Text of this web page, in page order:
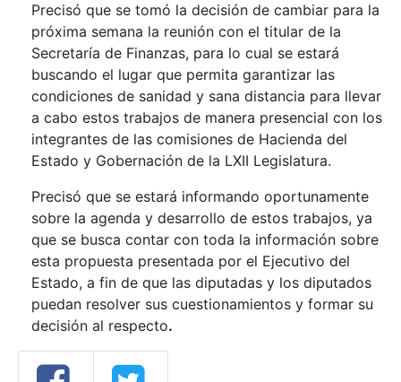
Precisó que se tomó la decisión de cambiar para la
próxima semana la reunión con el titular de la
Secretaría de Finanzas, para lo cual se estará
buscando el lugar que permita garantizar las
condiciones de sanidad y sana distancia para llevar
a cabo estos trabajos de manera presencial con los
integrantes de las comisiones de Hacienda del
Estado y Gobernación de la LXII Legislatura.
Precisó que se estará informando oportunamente
sobre la agenda y desarrollo de estos trabajos, ya
que se busca contar con toda la información sobre
esta propuesta presentada por el Ejecutivo del
Estado, a fin de que las diputadas y los diputados
puedan resolver sus cuestionamientos y formar su
decisión al respecto.